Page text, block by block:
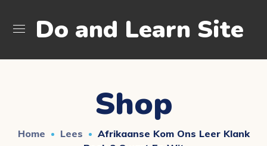
Do and Learn Site
Shop
Home Lees
Afrikaanse Kom Ons Leer Klank